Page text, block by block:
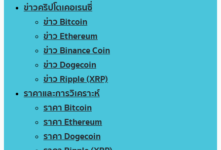
ข่าวคริปโตเคอเรนซี่
ข่าว Bitcoin
ข่าว Ethereum
ข่าว Binance Coin
ข่าว Dogecoin
ข่าว Ripple (XRP)
ราคาและการวิเคราะห์
ราคา Bitcoin
ราคา Ethereum
ราคา Dogecoin